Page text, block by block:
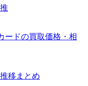
移まとめ